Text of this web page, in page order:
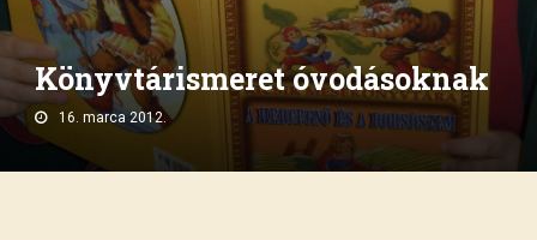
Könyvtárismeret óvodásoknak
16. marca 2012.